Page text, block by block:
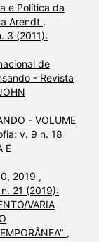
e Política da
Arendt ,
3 (2011):
de
- Revista
- VOLUME
v. 9 n. 18
E
2019 ,
21 (2019):
VARIA
,